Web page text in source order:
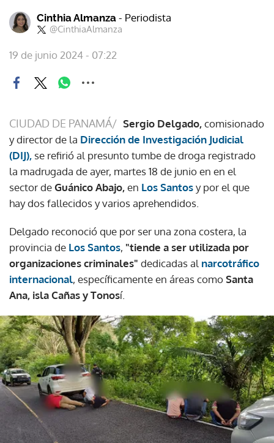
Cinthia Almanza - Periodista
@CinthiaAlmanza
19 de junio 2024 - 07:22
CIUDAD DE PANAMÁ/ Sergio Delgado,comisionado
y director de la Dirección de Investigación Judicial
(DIJ), se refirió al presunto tumbe de droga registrado
la madrugada de ayer, martes 18 de junio en en el
sector deGuánico Abajo,en Los Santosy por el que
hay dos fallecidos y varios aprehendidos.
Delgado reconoció que por ser una zona costera, la
provincia de Los Santos, "tiende a ser utilizada por
organizaciones criminales" dedicadas al narcotráfico
internacional, específicamente en áreas comoSanta
Ana, isla Cañas y Tonosí.